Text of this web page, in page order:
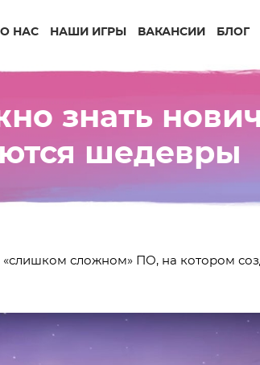
О НАС НАШИ ИГРЫ ВАКАНСИИ БЛОГ
знать
шедевры
«слишком сложном» ПО, на котором